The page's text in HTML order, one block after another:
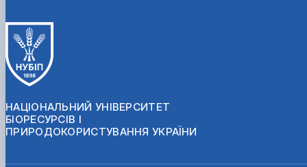
НАЦІОНАЛЬНИЙ УНІВЕРСИТЕТ
БІОРЕСУРСІВ І
ПРИРОДОКОРИСТУВАННЯ УКРАЇНИ